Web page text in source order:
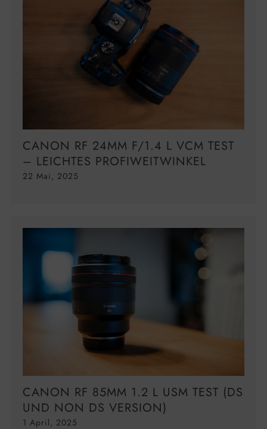
CANON RF 24MM F/1.4 L VCM TEST
– LEICHTES PROFIWEITWINKEL
22 Mai, 2025
CANON RF 85MM 1.2 L USM TEST (DS
UND NON DS VERSION)
1 April, 2025